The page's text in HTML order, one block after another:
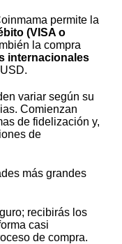
permite la
(VISA o
la compra
internacionales
variar según su
Comienzan
de fidelización y,
de
más grandes
recibirás los
casi
de compra.